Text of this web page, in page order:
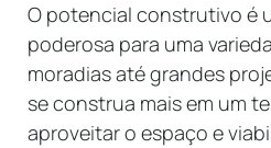
O potencial construtivo é
poderosa para uma
moradias até grandes
se construa mais em um
aproveitar o espaço e